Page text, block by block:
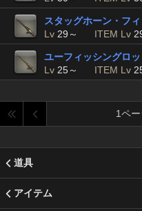
スタッグホーン・フ
Lv 29～ ITEM Lv
ユーフィッシングロッ
Lv 25～ ITEM Lv
1ペ
道具
アイテム